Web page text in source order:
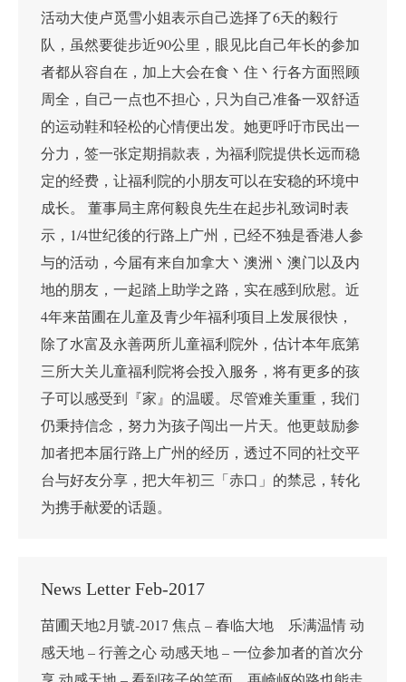
活动大使卢觅雪小姐表示自己选择了6天的毅行
队，虽然要徙步近90公里，眼见比自己年长的参加
者都从容自在，加上大会在食丶住丶行各方面照顾
周全，自己一点也不担心，只为自己准备一双舒适
的运动鞋和轻松的心情便出发。她更呼吁市民出一
分力，签一张定期捐款表，为福利院提供长远而稳
定的经费，让福利院的小朋友可以在安稳的环境中
成长。 董事局主席何毅良先生在起步礼致词时表
示，1/4世纪後的行路上广州，已经不独是香港人参
与的活动，今届有来自加拿大丶澳洲丶澳门以及内
地的朋友，一起踏上助学之路，实在感到欣慰。近
4年来苗圃在儿童及青少年福利项目上发展很快，
除了水富及永善两所儿童福利院外，估计本年底第
三所大关儿童福利院将会投入服务，将有更多的孩
子可以感受到『家』的温暖。尽管难关重重，我们
仍秉持信念，努力为孩子闯出一片天。他更鼓励参
加者把本届行路上广州的经历，透过不同的社交平
台与好友分享，把大年初三「赤口」的禁忌，转化
为携手献爱的话题。
News Letter Feb-2017
苗圃天地2月號-2017 焦点 – 春临大地 乐满温情 动
感天地 – 行善之心 动感天地 – 一位参加者的首次分